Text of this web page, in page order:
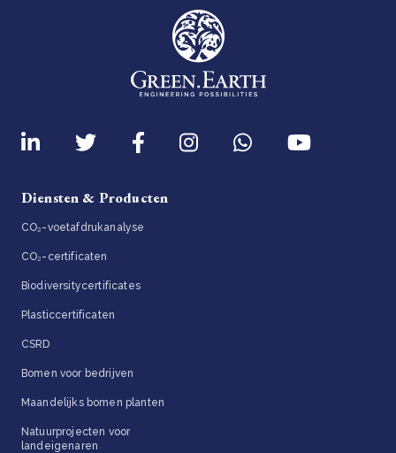
Diensten & Producten
CO₂-voetafdrukanalyse
CO₂-certificaten
Biodiversitycertificates
Plasticcertificaten
CSRD
Bomen voor bedrijven
Maandelijks bomen planten
Natuurprojecten voor
landeigenaren